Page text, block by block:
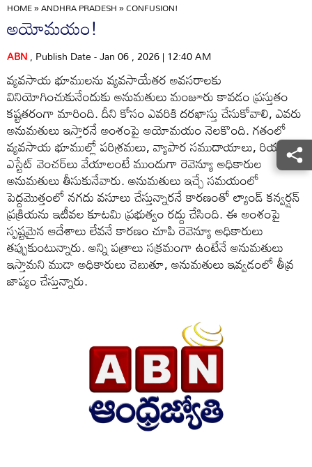
HOME»ANDHRA PRADESH»CONFUSION!
అయోమయం!
ABN, Publish Date - Jan 06 , 2026 | 12:40 AM
వ్యవసాయ భూములను వ్యవసాయేతర అవసరాలకు
వినియోగించుకునేందుకు అనుమతులు మంజూరు కావడం ప్రస్తుతం
కష్టతరంగా మారింది. దీని కోసం ఎవరికి దరఖాస్తు చేసుకోవాలి, ఎవరు
అనుమతులు ఇస్తారనే అంశంపై అయోమయం నెలకొంది. గతంలో
వ్యవసాయ భూముల్లో పరిశ్రమలు, వ్యాపార సముదాయాలు, రియల్‌
ఎస్టేట్‌ వెంచర్‌లు వేయాలంటే ముందుగా రెవెన్యూ అధికారుల
అనుమతులు తీసుకునేవారు. అనుమతులు ఇచ్చే సమయంలో
పెద్దమొత్తంలో నగదు వసూలు చేస్తున్నారనే కారణంతో ల్యాండ్‌ కన్వర్షన్‌
ప్రక్రియను ఇటీవల కూటమి ప్రభుత్వం రద్దు చేసింది. ఈ అంశంపై
స్పష్టమైన ఆదేశాలు లేవనే కారణం చూపి రెవెన్యూ అధికారులు
తప్పుకుంటున్నారు. అన్ని పత్రాలు సక్రమంగా ఉంటేనే అనుమతులు
ఇస్తామని ముడా అధికారులు చెబుతూ, అనుమతులు ఇవ్వడంలో తీవ్ర
జాప్యం చేస్తున్నారు.